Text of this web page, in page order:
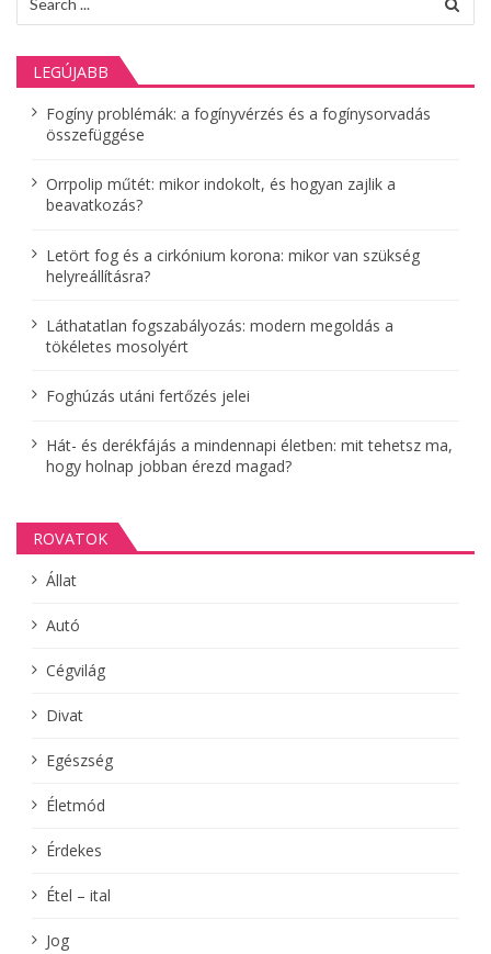
for:
LEGÚJABB
Fogíny problémák: a fogínyvérzés és a fogínysorvadás
összefüggése
Orrpolip műtét: mikor indokolt, és hogyan zajlik a
beavatkozás?
Letört fog és a cirkónium korona: mikor van szükség
helyreállításra?
Láthatatlan fogszabályozás: modern megoldás a
tökéletes mosolyért
Foghúzás utáni fertőzés jelei
Hát- és derékfájás a mindennapi életben: mit tehetsz ma,
hogy holnap jobban érezd magad?
ROVATOK
Állat
Autó
Cégvilág
Divat
Egészség
Életmód
Érdekes
Étel – ital
Jog